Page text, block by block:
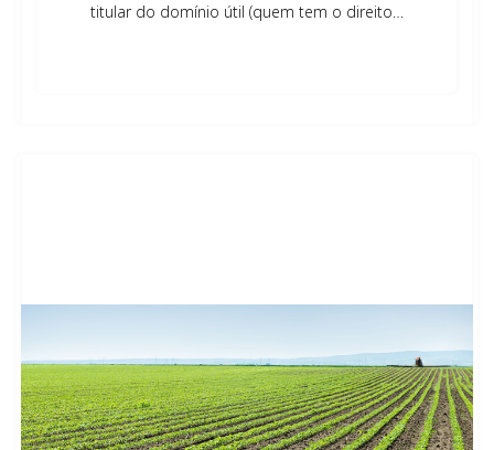
titular do domínio útil (quem tem o direito…